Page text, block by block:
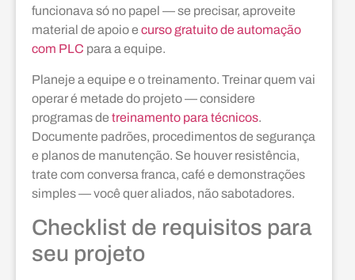
funcionava só no papel — se precisar, aproveite
material de apoio e curso gratuito de automação
com PLC para a equipe.
Planeje a equipe e o treinamento. Treinar quem vai
operar é metade do projeto — considere
programas de treinamento para técnicos.
Documente padrões, procedimentos de segurança
e planos de manutenção. Se houver resistência,
trate com conversa franca, café e demonstrações
simples — você quer aliados, não sabotadores.
Checklist de requisitos para
seu projeto